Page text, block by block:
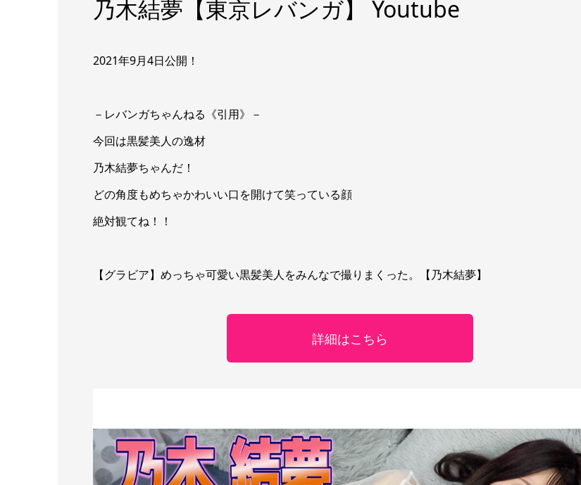
乃木結夢【東京レバンガ】 Youtube
2021年9月4日公開！
－レバンガちゃんねる《引用》－
今回は黒髪美人の逸材
乃木結夢ちゃんだ！
どの角度もめちゃかわいい口を開けて笑っている顔
絶対観てね！！
【グラビア】めっちゃ可愛い黒髪美人をみんなで撮りまくった。【乃木結夢】
詳細はこちら